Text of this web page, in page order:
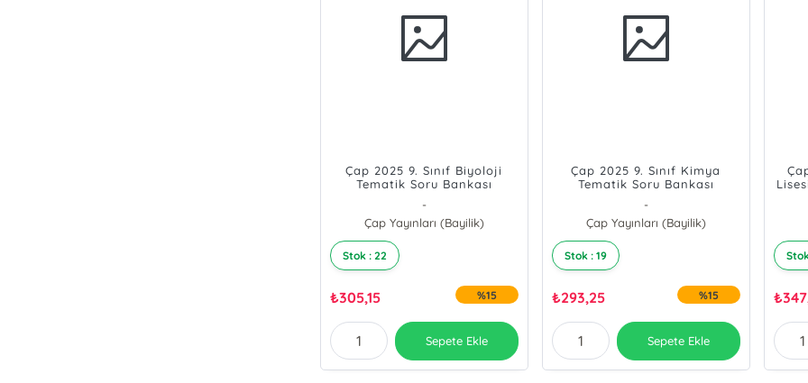
Çap 2025 9. Sınıf Biyoloji
Tematik Soru Bankası
-
Çap Yayınları (Bayilik)
Stok : 22
₺305,15 %15
Sepete Ekle
Çap 2025 9. Sınıf Kimya
Tematik Soru Bankası
-
Çap Yayınları (Bayilik)
Stok : 19
₺293,25 %15
Sepete Ekle
₺